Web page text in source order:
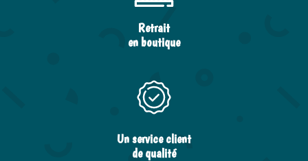
Retrait
en boutique
Un service client
de qualité